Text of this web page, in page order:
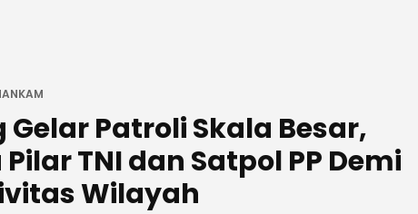
Gelar Patroli Skala Besar,
TNI dan Satpol PP Demi
Wilayah